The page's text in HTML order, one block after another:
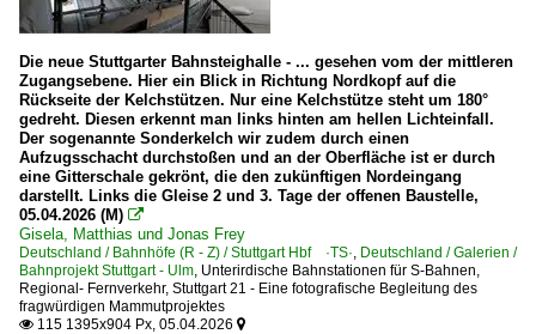
Die neue Stuttgarter Bahnsteighalle - ... gesehen vom der mittleren
Zugangsebene. Hier ein Blick in Richtung Nordkopf auf die
Rückseite der Kelchstützen. Nur eine Kelchstütze steht um 180°
gedreht. Diesen erkennt man links hinten am hellen Lichteinfall.
Der sogenannte Sonderkelch wir zudem durch einen
Aufzugsschacht durchstoßen und an der Oberfläche ist er durch
eine Gitterschale gekrönt, die den zukünftigen Nordeingang
darstellt. Links die Gleise 2 und 3. Tage der offenen Baustelle,
05.04.2026 (M) 
Gisela, Matthias und Jonas Frey
Deutschland / Bahnhöfe (R - Z) / Stuttgart Hbf ·TS·, Deutschland / Galerien /
Bahnprojekt Stuttgart - Ulm, Unterirdische Bahnstationen für S-Bahnen,
Regional- Fernverkehr, Stuttgart 21 - Eine fotografische Begleitung des
fragwürdigen Mammutprojektes
 115 1395x904 Px, 05.04.2026 